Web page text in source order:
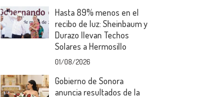
Hasta 89% menos en el
recibo de luz: Sheinbaum y
Durazo llevan Techos
Solares a Hermosillo
01/08/2026
Gobierno de Sonora
anuncia resultados de la